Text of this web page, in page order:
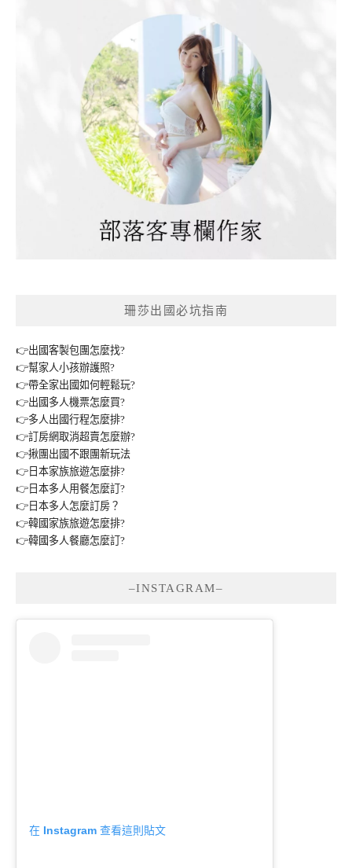
珊莎出國必坑指南
👉出國客製包團怎麼找?
👉幫家人小孩辦護照?
👉帶全家出國如何輕鬆玩?
👉出國多人機票怎麼買?
👉多人出國行程怎麼排?
👉訂房網取消超賣怎麼辦?
👉揪團出國不跟團新玩法
👉日本家族旅遊怎麼排?
👉日本多人用餐怎麼訂?
👉日本多人怎麼訂房？
👉韓國家族旅遊怎麼排?
👉韓國多人餐廳怎麼訂?
–INSTAGRAM–
在 Instagram 查看這則貼文